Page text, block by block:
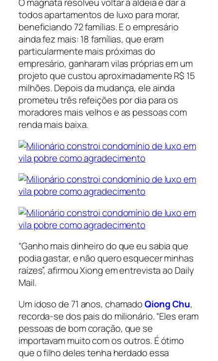
todos apartamentos de luxo para morar,
beneficiando 72 famílias. E o empresário
ainda fez mais: 18 famílias, que eram
particularmente mais próximas do
empresário, ganharam vilas próprias em um
projeto que custou aproximadamente R$ 15
milhões. Depois da mudança, ele ainda
prometeu três refeições por dia para os
moradores mais velhos e as pessoas com
renda mais baixa.
“Ganho mais dinheiro do que eu sabia que
podia gastar, e não quero esquecer minhas
raízes”, afirmou Xiong em entrevista ao Daily
Mail.
Um idoso de 71 anos, chamadoQiong Chu,
recorda-se dos pais do milionário. “Eles eram
pessoas de bom coração, que se
importavam muito com os outros. É ótimo
que o filho deles tenha herdado essa